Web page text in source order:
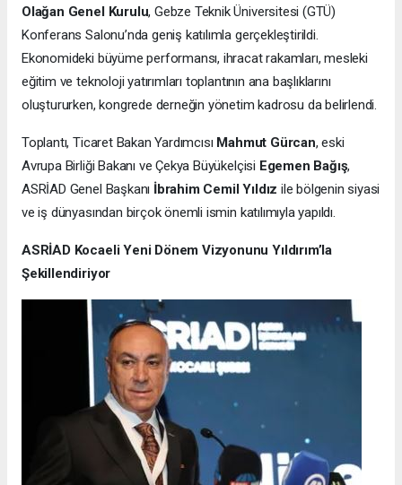
Olağan Genel Kurulu, Gebze Teknik Üniversitesi (GTÜ)
Konferans Salonu’nda geniş katılımla gerçekleştirildi.
Ekonomideki büyüme performansı, ihracat rakamları, mesleki
eğitim ve teknoloji yatırımları toplantının ana başlıklarını
oluştururken, kongrede derneğin yönetim kadrosu da belirlendi.
Toplantı, Ticaret Bakan Yardımcısı Mahmut Gürcan, eski
Avrupa Birliği Bakanı ve Çekya Büyükelçisi Egemen Bağış,
ASRİAD Genel Başkanı İbrahim Cemil Yıldız ile bölgenin siyasi
ve iş dünyasından birçok önemli ismin katılımıyla yapıldı.
ASRİAD Kocaeli Yeni Dönem Vizyonunu Yıldırım’la
Şekillendiriyor